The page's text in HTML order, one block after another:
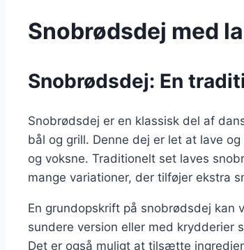
Snobrødsdej med
Snobrødsdej: En
Snobrødsdej er en klassisk del af
bål og grill. Denne dej er let at lave
og voksne. Traditionelt set laves
mange variationer, der tilføjer ekstra
En grundopskrift på snobrødsdej kan
sundere version eller med krydderier
Det er også muligt at tilsætte